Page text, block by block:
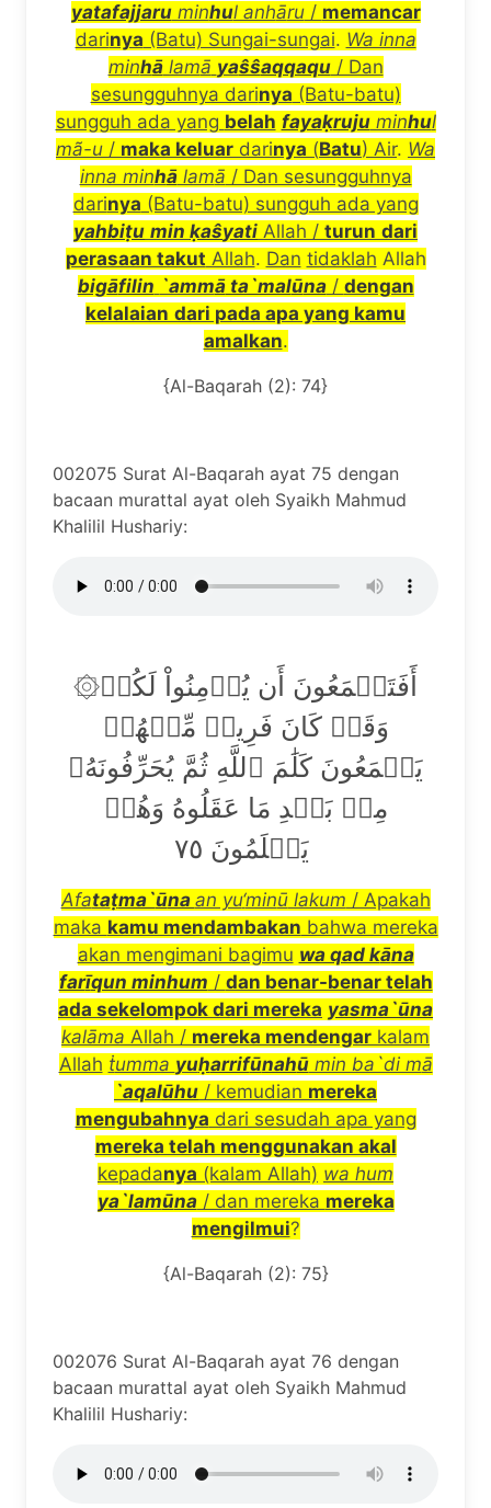
yatafajjaruminhul anhāru/ memancar
darinya (Batu) Sungai-sungai. Wa inna
minhālamā yaŝŝaqqaqu/ Dan
sesungguhnya darinya (Batu-batu)
sungguh ada yang belah fayaḳrujuminhul
mã-u / maka keluar darinya (Batu) Air. Wa
inna minhālamā / Dan sesungguhnya
darinya (Batu-batu) sungguh ada yang
yahbiṭu min ḳaŝyati Allah / turun dari
perasaan takut Allah. Dan tidaklah Allah
bigāfilin `ammāta`malūna/ dengan
kelalaian dari pada apa yang kamu
amalkan.
{Al-Baqarah (2): 74}
002075 Surat Al-Baqarah ayat 75 dengan
bacaan murattal ayat oleh Syaikh Mahmud
Khalilil Hushariy:
۞أَفَتَطۡمَعُونَ أَن يُؤۡمِنُواْ لَكُمۡ
وَقَدۡ كَانَ فَرِيقٞ مِّنۡهُمۡ
يَسۡمَعُونَ كَلَٰمَ ٱللَّهِ ثُمَّ يُحَرِّفُونَهُۥ
مِنۢ بَعۡدِ مَا عَقَلُوهُ وَهُمۡ
Afataṭma`ūna an yu‘minūlakum / Apakah
maka kamu mendambakan bahwa mereka
akan mengimani bagimu wa qad kāna
farīqun minhum / dan benar-benar telah
ada sekelompok dari mereka yasma`ūna
kalāma Allah / mereka mendengar kalam
Allah ṫumma yuḥarrifūnahūmin ba`di mā
`aqalūhu / kemudian mereka
mengubahnya dari sesudah apa yang
mereka telah menggunakan akal
kepadanya (kalam Allah) wa hum
ya`lamūna/ dan mereka mereka
mengilmui?
{Al-Baqarah (2): 75}
002076 Surat Al-Baqarah ayat 76 dengan
bacaan murattal ayat oleh Syaikh Mahmud
Khalilil Hushariy: